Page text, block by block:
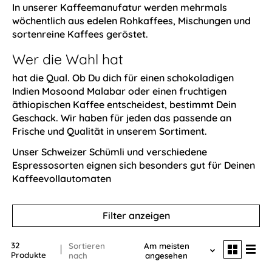
In unserer Kaffeemanufatur werden mehrmals
wöchentlich aus edelen Rohkaffees, Mischungen und
sortenreine Kaffees geröstet.
Wer die Wahl hat
hat die Qual. Ob Du dich für einen schokoladigen
Indien Mosoond Malabar oder einen fruchtigen
äthiopischen Kaffee entscheidest, bestimmt Dein
Geschack. Wir haben für jeden das passende an
Frische und Qualität in unserem Sortiment.
Unser Schweizer Schümli und verschiedene
Espressosorten eignen sich besonders gut für Deinen
Kaffeevollautomaten
Filter anzeigen
32
Produkte
Sortieren
nach
Am meisten
angesehen